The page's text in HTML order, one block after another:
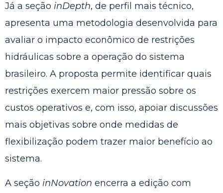
Já a seção inDepth, de perfil mais técnico,
apresenta uma metodologia desenvolvida para
avaliar o impacto econômico de restrições
hidráulicas sobre a operação do sistema
brasileiro. A proposta permite identificar quais
restrições exercem maior pressão sobre os
custos operativos e, com isso, apoiar discussões
mais objetivas sobre onde medidas de
flexibilização podem trazer maior benefício ao
sistema.
A seção inNovation encerra a edição com